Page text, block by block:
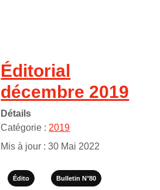
Éditorial
décembre 2019
Détails
Catégorie : 2019
Mis à jour : 30 Mai 2022
Édito Bulletin N°80